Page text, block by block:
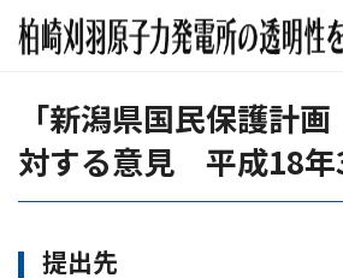
「新潟県国民保護計
対する意見 平成18年
提出先